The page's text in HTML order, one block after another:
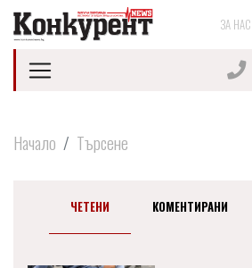
ЗА НАС
Начало Търсене
ЧЕТЕНИ КОМЕНТИРАНИ